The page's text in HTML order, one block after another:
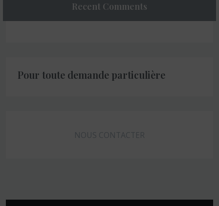
Recent Comments
Pour toute demande particulière
NOUS CONTACTER